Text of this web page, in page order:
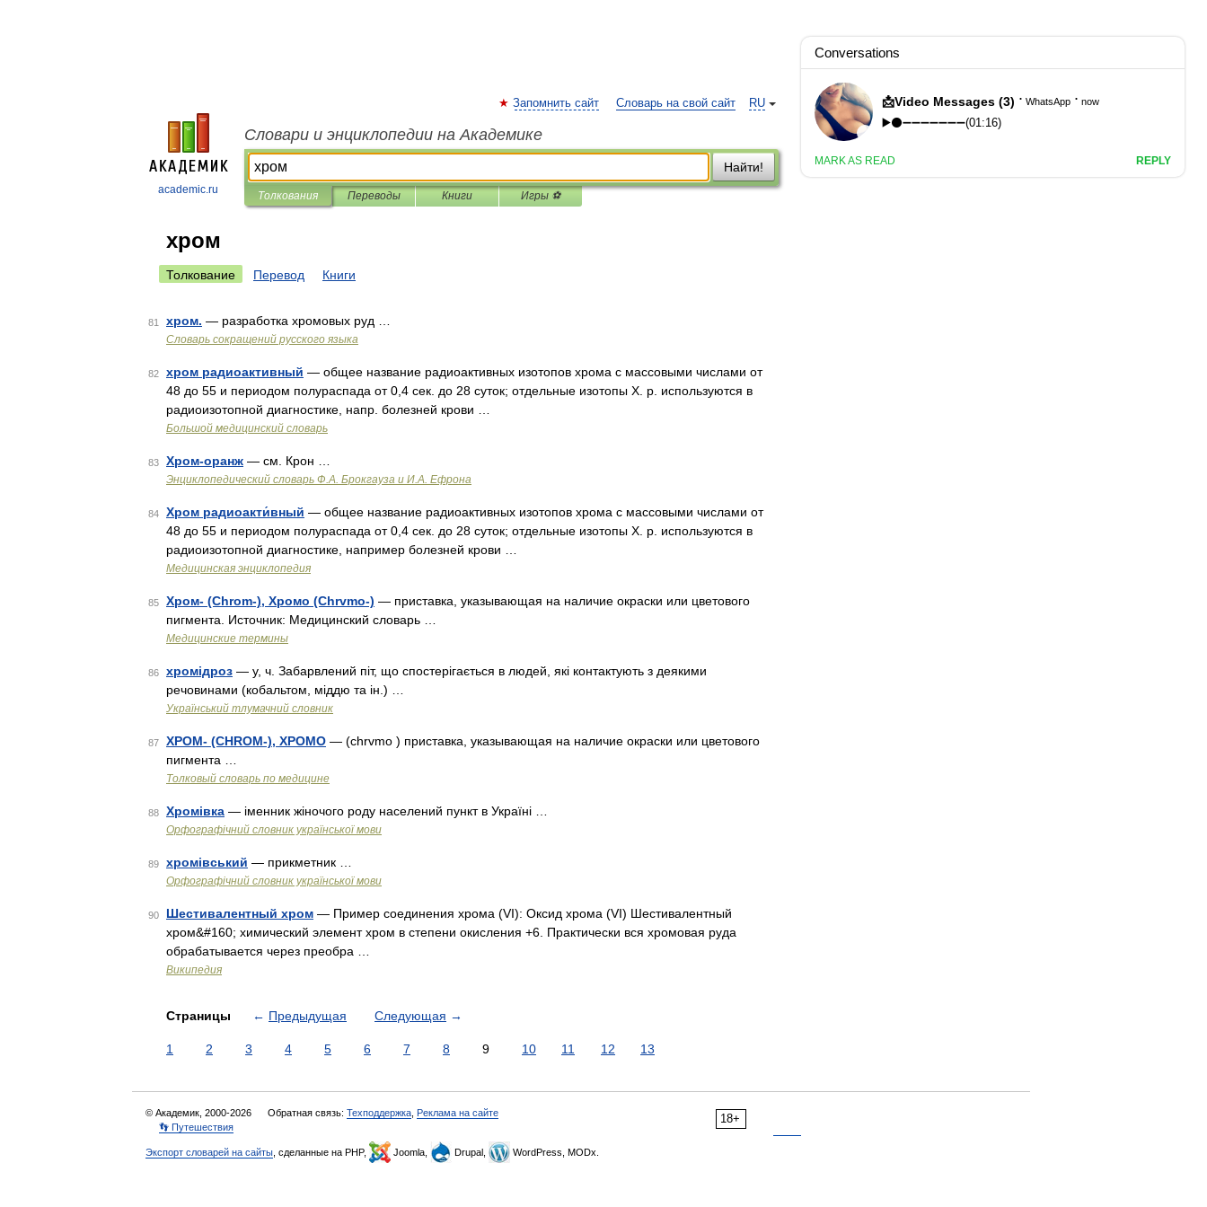
academic.ru
RU
Запомнить сайт Словарь на свой сайт
Словари и энциклопедии на Академике
Найти!
Толкования Переводы Книги Игры ⚽
хром
Толкование Перевод Книги
81 хром. — разработка хромовых руд …
Словарь сокращений русского языка
82 хром радиоактивный — общее название радиоактивных изотопов хрома с массовыми числами от
48 до 55 и периодом полураспада от 0,4 сек. до 28 суток; отдельные изотопы X. р. используются в
радиоизотопной диагностике, напр. болезней крови …
Большой медицинский словарь
83 Хром-оранж — см. Крон …
Энциклопедический словарь Ф.А. Брокгауза и И.А. Ефрона
84 Хром радиоакти́вный — общее название радиоактивных изотопов хрома с массовыми числами от
48 до 55 и периодом полураспада от 0,4 сек. до 28 суток; отдельные изотопы X. р. используются в
радиоизотопной диагностике, например болезней крови …
Медицинская энциклопедия
85 Хром- (Chrom-), Хромо (Chrvmo-) — приставка, указывающая на наличие окраски или цветового
пигмента. Источник: Медицинский словарь …
Медицинские термины
86 хромідроз — у, ч. Забарвлений піт, що спостерігається в людей, які контактують з деякими
речовинами (кобальтом, міддю та ін.) …
Український тлумачний словник
87 ХРОМ- (CHROM-), ХРОМО — (chrvmo ) приставка, указывающая на наличие окраски или цветового
пигмента …
Толковый словарь по медицине
88 Хромівка — іменник жіночого роду населений пункт в Україні …
Орфографічний словник української мови
89 хромівський — прикметник …
Орфографічний словник української мови
90 Шестивалентный хром — Пример соединения хрома (VI): Оксид хрома (VI) Шестивалентный
хром&#160; химический элемент хром в степени окисления +6. Практически вся хромовая руда
обрабатывается через преобра …
Википедия
Страницы ← Предыдущая Следующая →
1 2 3 4 5 6 7 8 9 10 11 12 13
18+
© Академик, 2000-2026 Обратная связь: Техподдержка Реклама на сайте
👣 Путешествия
Экспорт словарей на сайты , сделанные на PHP, Joomla, Drupal, WordPress, MODx.